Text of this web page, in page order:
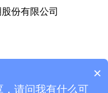
份有限公司
×
请问我有什么可